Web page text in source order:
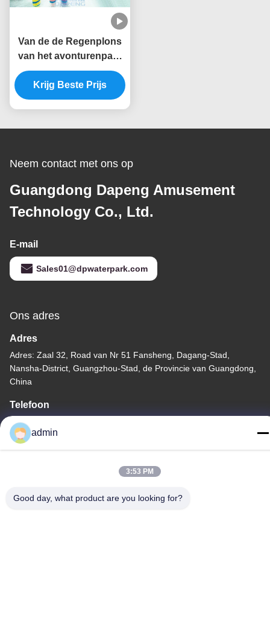
Van de de Regenplons
van het avonturenpark
van het het
Stootkussenspeelgoed
van de de
Reeks van de de
Krijg Beste Prijs
Neem contact met ons op
Guangdong Dapeng Amusement
Technology Co., Ltd.
E-mail
Sales01@dpwaterpark.com
Ons adres
Adres
Adres: Zaal 32, Road van Nr 51 Fansheng, Dagang-Stad,
Nansha-District, Guangzhou-Stad, de Provincie van Guangdong,
China
Telefoon
86-20-34989160
Privacybeleid
Sitemap
admin
3:53 PM
Good day, what product are you looking for?